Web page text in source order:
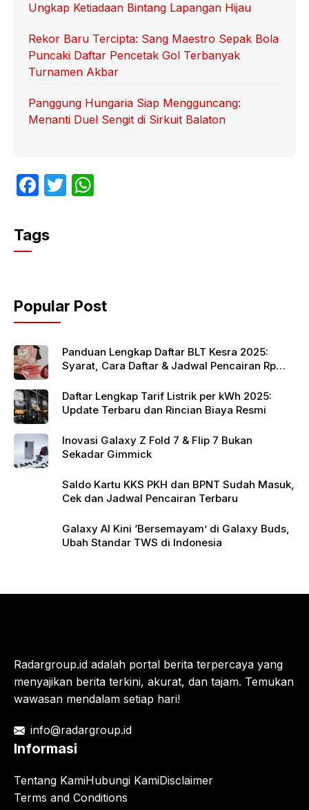
Ungkap Ketiadaan Bintang Lapangan Hijau
Rekor Baru Tercipta: Sang Maestro Sepak Bola
Puncaki Daftar Pencetak Gol Terbanyak
Turnamen Akbar
Panggung Hungaria Siap Mengguncang:
Menanti Duel Sengit di Sirkuit Balaton
F
c
e
o
o
k
T
p
p
Tags
Popular Post
Panduan Lengkap Daftar BLT Kesra 2025:
Syarat, Cara Daftar & Jadwal Pencairan Rp
Daftar Lengkap Tarif Listrik per kWh 2025:
Update Terbaru dan Rincian Biaya Resmi
Inovasi Galaxy Z Fold 7 & Flip 7 Bukan
Sekadar Gimmick
Saldo Kartu KKS PKH dan BPNT Sudah Masuk,
Cek dan Jadwal Pencairan Terbaru
Galaxy AI Kini ‘Bersemayam’ di Galaxy Buds,
Ubah Standar TWS di Indonesia
Radargroup.id adalah portal berita terpercaya yang
menyajikan berita terkini, akurat, dan tajam. Temukan
wawasan mendalam setiap hari!
info@radargroup.id
Informasi
Tentang KamiHubungi KamiDisclaimer
Terms and Conditions